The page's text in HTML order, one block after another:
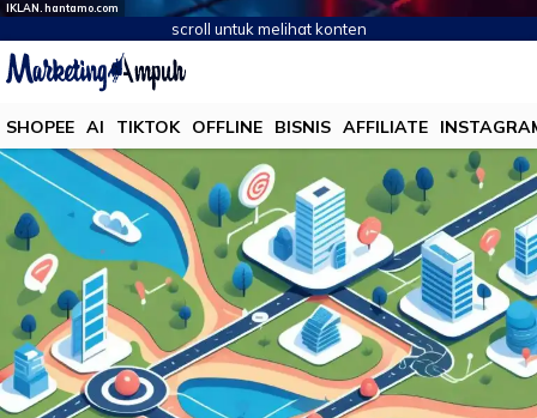
IKLAN. hantamo.com
scroll untuk melihat konten
SHOPEE AI TIKTOK OFFLINE BISNIS AFFILIATE